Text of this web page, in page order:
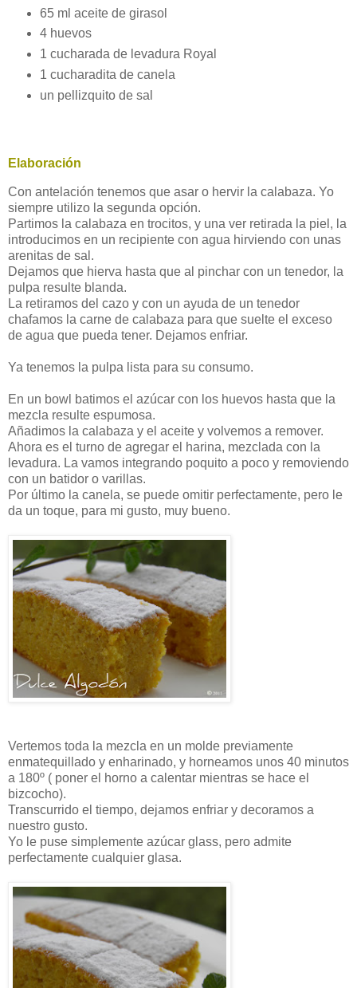
65 ml aceite de girasol
4 huevos
1 cucharada de levadura Royal
1 cucharadita de canela
un pellizquito de sal
Elaboración
Con antelación tenemos que asar o hervir la calabaza. Yo
siempre utilizo la segunda opción.
Partimos la calabaza en trocitos, y una ver retirada la piel, la
introducimos en un recipiente con agua hirviendo con unas
arenitas de sal.
Dejamos que hierva hasta que al pinchar con un tenedor, la
pulpa resulte blanda.
La retiramos del cazo y con un ayuda de un tenedor
chafamos la carne de calabaza para que suelte el exceso
de agua que pueda tener. Dejamos enfriar.
Ya tenemos la pulpa lista para su consumo.
En un bowl batimos el azúcar con los huevos hasta que la
mezcla resulte espumosa.
Añadimos la calabaza y el aceite y volvemos a remover.
Ahora es el turno de agregar el harina, mezclada con la
levadura. La vamos integrando poquito a poco y removiendo
con un batidor o varillas.
Por último la canela, se puede omitir perfectamente, pero le
da un toque, para mi gusto, muy bueno.
Vertemos toda la mezcla en un molde previamente
enmatequillado y enharinado, y horneamos unos 40 minutos
a 180º ( poner el horno a calentar mientras se hace el
bizcocho).
Transcurrido el tiempo, dejamos enfriar y decoramos a
nuestro gusto.
Yo le puse simplemente azúcar glass, pero admite
perfectamente cualquier glasa.